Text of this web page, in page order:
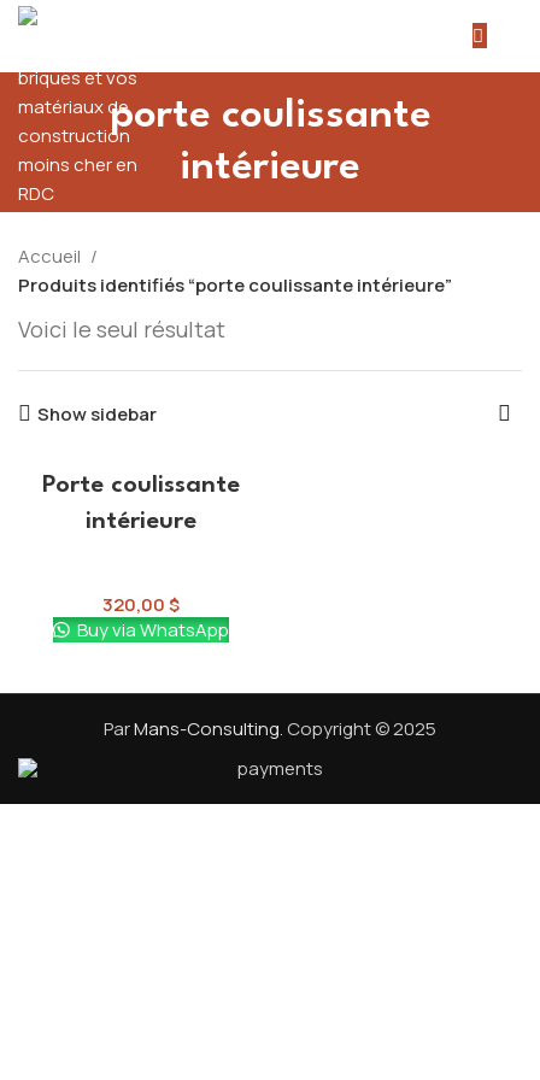
porte coulissante
intérieure
Accueil
Produits identifiés “porte coulissante intérieure”
Voici le seul résultat
Show sidebar
Porte coulissante
intérieure
320,00$
Buy via WhatsApp
ParMans-Consulting. Copyright © 2025